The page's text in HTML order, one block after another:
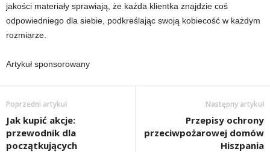
jakości materiały sprawiają, że każda klientka znajdzie coś
odpowiedniego dla siebie, podkreślając swoją kobiecość w każdym
rozmiarze.
Artykuł sponsorowany
Poprzedni artykuł
Jak kupić akcje:
przewodnik dla
początkujących
Następny artykuł
Przepisy ochrony
przeciwpożarowej domów
Hiszpania